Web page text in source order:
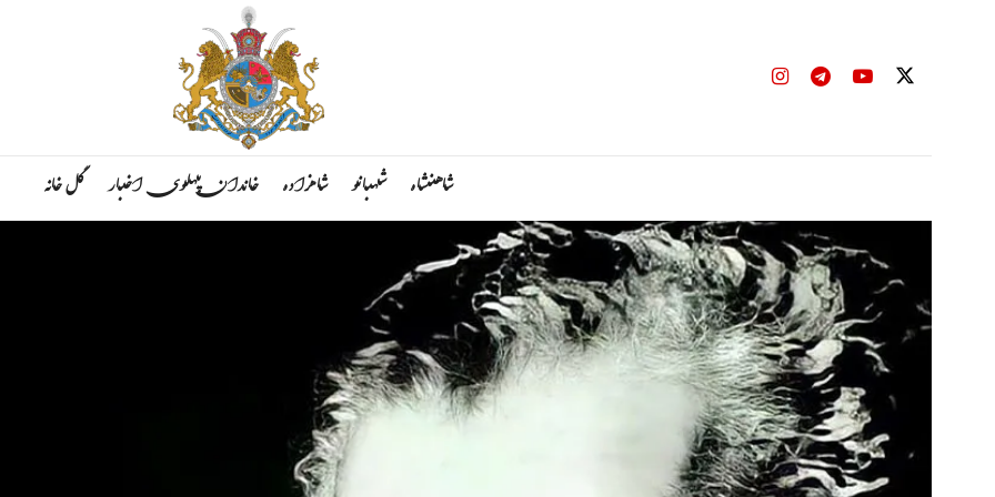
شاهنشاه شهبانو شاهزاده خاندان پهلوی اخبار گل خانه